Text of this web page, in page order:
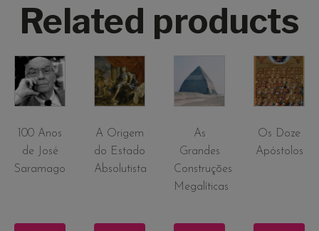
Related products
100 Anos
de José
Saramago
A Origem
do Estado
Absolutista
As
Grandes
Construções
Megalíticas
Os Doze
Apóstolos